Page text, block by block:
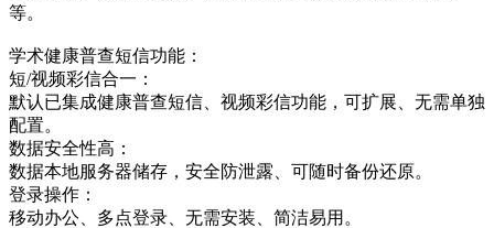
等。
学术健康普查短信功能：
短/视频彩信合一：
默认已集成健康普查短信、视频彩信功能，可扩展、无需单独
配置。
数据安全性高：
数据本地服务器储存，安全防泄露、可随时备份还原。
登录操作：
移动办公、多点登录、无需安装、简洁易用。